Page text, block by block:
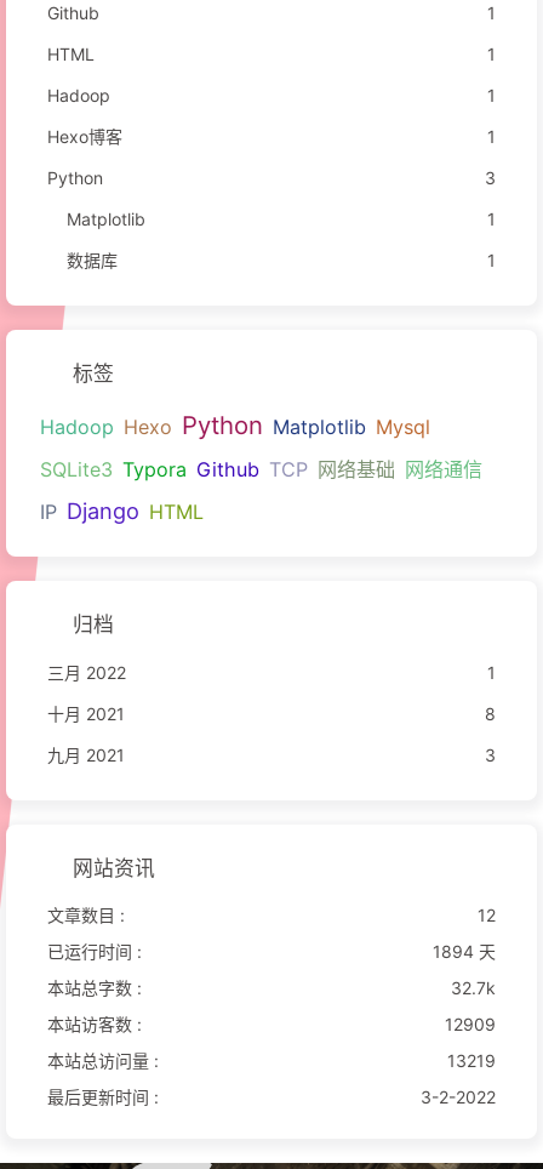
Github
1
HTML
1
Hadoop
1
Hexo博客
1
Python
3
Matplotlib
1
数据库
1
标签
Hadoop Hexo Python Matplotlib Mysql
SQLite3 Typora Github TCP 网络基础 网络通信
IP Django HTML
归档
三月 2022
1
十月 2021
8
九月 2021
3
网站资讯
文章数目 :
12
已运行时间 :
1894 天
本站总字数 :
32.7k
本站访客数 :
12909
本站总访问量 :
13219
最后更新时间 :
3-2-2022